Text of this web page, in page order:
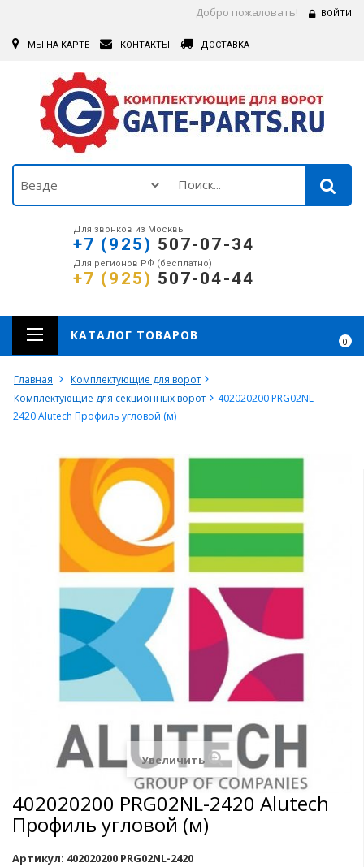
Добро пожаловать! ВОЙТИ
МЫ НА КАРТЕ КОНТАКТЫ ДОСТАВКА
Для звонков из Москвы
+7 (925) 507-07-34
Для регионов РФ (бесплатно)
+7 (925) 507-04-44
0
КАТАЛОГ ТОВАРОВ
Главная
Комплектующие для ворот
Комплектующие для секционных ворот
402020200 PRG02NL-
2420 Alutech Профиль угловой (м)
Увеличить
402020200 PRG02NL-2420 Alutech
Профиль угловой (м)
Артикул: 402020200 PRG02NL-2420